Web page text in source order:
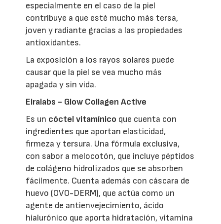
especialmente en el caso de la piel
contribuye a que esté mucho más tersa,
joven y radiante gracias a las propiedades
antioxidantes.
La exposición a los rayos solares puede
causar que la piel se vea mucho más
apagada y sin vida.
Eiralabs - Glow Collagen Active
Es un cóctel vitamínico que cuenta con
ingredientes que aportan elasticidad,
firmeza y tersura. Una fórmula exclusiva,
con sabor a melocotón, que incluye péptidos
de colágeno hidrolizados que se absorben
fácilmente. Cuenta además con cáscara de
huevo (OVO-DERM), que actúa como un
agente de antienvejecimiento, ácido
hialurónico que aporta hidratación, vitamina